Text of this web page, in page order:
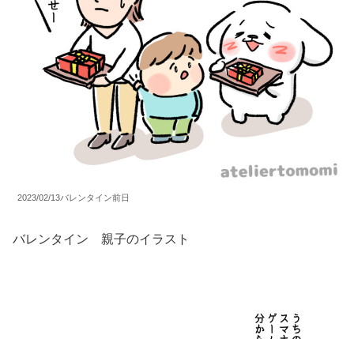
2023/02/13バレンタイン前日
バレンタイン 親子のイラスト